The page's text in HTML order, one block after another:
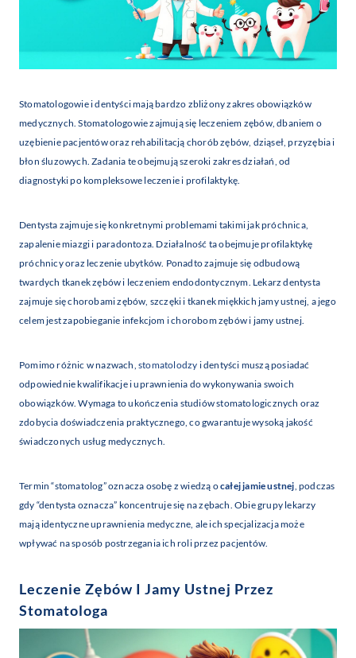
Stomatologowie i dentyści mają bardzo zbliżony zakres obowiązków
medycznych. Stomatologowie zajmują się leczeniem zębów, dbaniem o
uzębienie pacjentów oraz rehabilitacją chorób zębów, dziąseł, przyzębia i
błon śluzowych. Zadania te obejmują szeroki zakres działań, od
diagnostyki po kompleksowe leczenie i profilaktykę.
Dentysta zajmuje się konkretnymi problemami takimi jak próchnica,
zapalenie miazgi i paradontoza. Działalność ta obejmuje profilaktykę
próchnicy oraz leczenie ubytków. Ponadto zajmuje się odbudową
twardych tkanek zębów i leczeniem endodontycznym. Lekarz dentysta
zajmuje się chorobami zębów, szczęki i tkanek miękkich jamy ustnej, a jego
celem jest zapobieganie infekcjom i chorobom zębów i jamy ustnej.
Pomimo różnic w nazwach, stomatolodzy i dentyści muszą posiadać
odpowiednie kwalifikacje i uprawnienia do wykonywania swoich
obowiązków. Wymaga to ukończenia studiów stomatologicznych oraz
zdobycia doświadczenia praktycznego, co gwarantuje wysoką jakość
świadczonych usług medycznych.
Termin “stomatolog” oznacza osobę z wiedzą ocałej jamie ustnej, podczas
gdy “dentysta oznacza” koncentruje się na zębach. Obie grupy lekarzy
mają identyczne uprawnienia medyczne, ale ich specjalizacja może
wpływać na sposób postrzegania ich roli przez pacjentów.
Leczenie Zębów I Jamy Ustnej Przez
Stomatologa